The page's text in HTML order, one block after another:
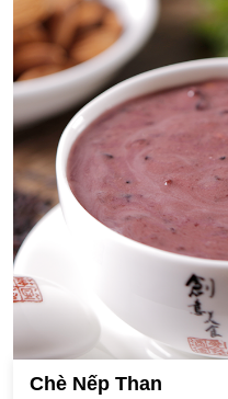
Chè Nếp Than